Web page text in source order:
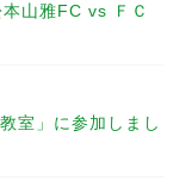
山雅FC vs ＦＣ
室」に参加しまし